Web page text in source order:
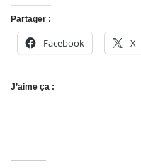
Partager :
Facebook X
J’aime ça :